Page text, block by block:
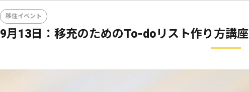
移住イベント
9月13日：移充のためのTo-doリスト作り方講座